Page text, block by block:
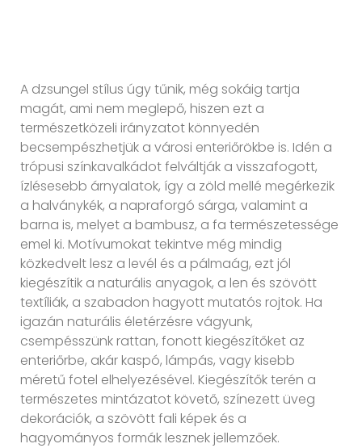
A dzsungel stílus úgy tűnik, még sokáig tartja
magát, ami nem meglepő, hiszen ezt a
természetközeli irányzatot könnyedén
becsempészhetjük a városi enteriőrökbe is. Idén a
trópusi színkavalkádot felváltják a visszafogott,
ízlésesebb árnyalatok, így a zöld mellé megérkezik
a halványkék, a napraforgó sárga, valamint a
barna is, melyet a bambusz, a fa természetessége
emel ki. Motívumokat tekintve még mindig
közkedvelt lesz a levél és a pálmaág, ezt jól
kiegészítik a naturális anyagok, a len és szövött
textíliák, a szabadon hagyott mutatós rojtok. Ha
igazán naturális életérzésre vágyunk,
csempésszünk rattan, fonott kiegészítőket az
enteriőrbe, akár kaspó, lámpás, vagy kisebb
méretű fotel elhelyezésével. Kiegészítők terén a
természetes mintázatot követő, színezett üveg
dekorációk, a szövött fali képek és a
hagyományos formák lesznek jellemzőek.